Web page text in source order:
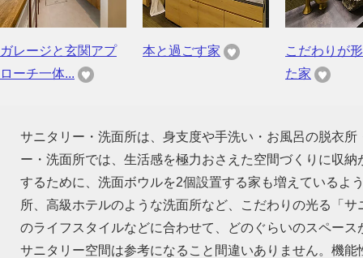
ガレージと玄関アプ
ローチ一体...
本と過ごす家
こだわりが
た家
サニタリー・洗面所は、身支度や手洗い・お風呂の脱衣
ー・洗面所では、生活感を極力おさえた空間づくりに収
するために、洗面ボウルを2個設置する家も増えているよ
所、高級ホテルのような洗面所など、こだわりの光る「
のライフスタイルなどに合わせて、どのぐらいのスペー
サニタリー空間は参考になること間違いありません。機